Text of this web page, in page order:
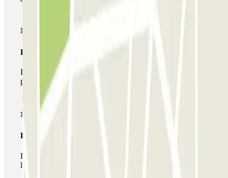
Pase multiparking
Durante tu estancia podrás hacer uso de toda la red de
parkings de este operador disponibles en Parclick.
Pase ilimitado
Durante tu estancia podrás entrar y salir del parking todas
las veces que quieras.